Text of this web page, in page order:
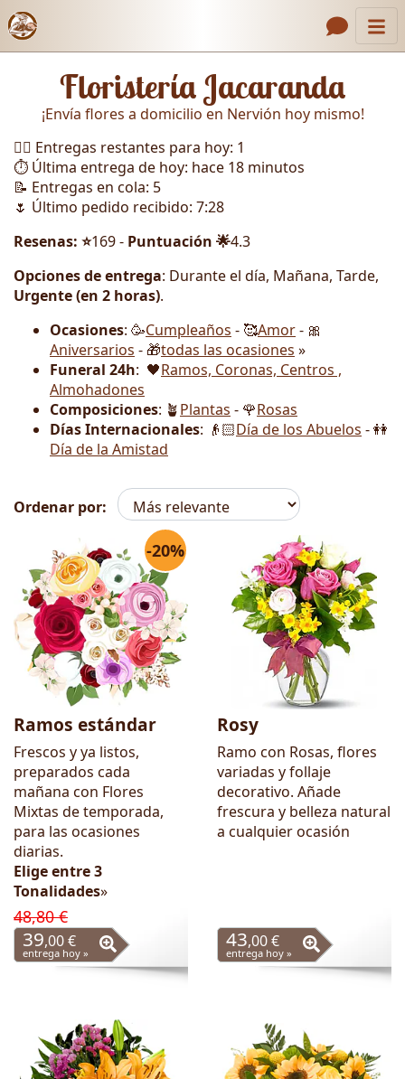
Enlaces de encabezado
Contacto
Galería
Cómo Hacer un Pedido
Llámanos
Floristería Jacaranda
¡Envía flores a domicilio en Nervión hoy mismo!
🏃‍♂️ Entregas restantes para hoy: 1
⏱️ Última entrega de hoy: hace 18 minutos
📝 Entregas en cola: 5
🌷 Último pedido recibido: 7:28
Resenas: ⭐169 - Puntuación 🌟4.3
Opciones de entrega: Durante el día, Mañana, Tarde,
Urgente (en 2 horas).
Ocasiones: 🥳Cumpleaños - 🥰Amor- 🎀
Aniversarios - 🎁todas las ocasiones »
Funeral 24h: 🖤Ramos, Coronas, Centros ,
Almohadones
Composiciones: 🪴Plantas - 🌹Rosas
Días Internacionales: 👴🏻Día de los Abuelos - 👭
Día de la Amistad
Ordenar por:
Flores -20%
Ramos estándar
Frescos y ya listos,
preparados cada
mañana con Flores
Mixtas de temporada,
para las ocasiones
diarias.
Elige entre 3
Tonalidades»
48,80 €
39,00 €
entrega hoy »
Rosy
Ramo con Rosas, flores
variadas y follaje
decorativo. Añade
frescura y belleza natural
a cualquier ocasión
43,00 €
entrega hoy »